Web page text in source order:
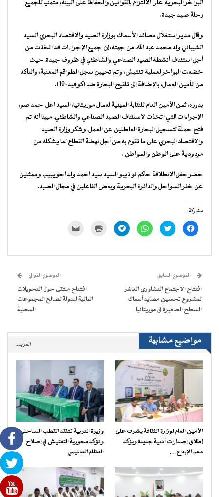
البواخر البحرية على الالتزام بالقوانين والحفاظ على البيئة، متمنيا للجميع
رحلة صيد جيدة.
وقال مدير استغلال مصائد الأسماك بوزارة الصيد والاقتصاد البحري السيد
الشيباني ولد محمد عبد الله، من جهته، إن جميع الإجراءات قد اتخذت من
أجل استئناف أنشطة الصيد الصناعي والشاطئي في ظروف جيدة، حيث
خضعت البواخر لعملية تفتيش، وتم تحيين سجل الطواقم المعنية، والتأكد
من تأمين العمال، بالإضافة إلى تلقيح البحارة ضد (كوفيد–19).
بدوره، ثمن الأمين العام للنقابة المهنية لعمال موريتانيا، السيد اعل احمد صو،
الإجراءات التي اتخذت لاستئناف الصيد الصناعي والشاطئي، مبينا أنه تم
فتح حملة لتسجيل البحارة العاطلين عن العمل، وشكر وزارة الصيد
والاقتصاد البحري على ما تقوم به من أجل نهضة القطاع لما يشكله من
مردودية على الوطن والمواطن .
حضر حفل الانطلاقة حاكم نواذيبو السيد سيد احمد ولد احويبيب وممثلين
عن خفر السواحل والدائرة البحرية وبعض الفاعلين في مجال الصيد.
مشاركة:
انقر
للمشاركة
في
اضغط
للمشاركة
في
انقر
للمشاركة
في
انقر
للمشاركة
في
للطباعة
جديدة) الإلكتروني
نافذة
جديدة)
الموضوع السابق
افتتاح الاجتماع التشاوري العاشر
لمشروع تحسين مصايد أسماك
السطح الصغيرة فى موريتانيا
الموضوع الموالي
افتتاح ملتقى حول التحويلات
المالية للدولة لصالح المجموعات
المحلية
مواضيع مشابهة المزيد..
الأمين العام لوزارة الثقافة يشرف على
إطلاق إصدارات أدبية جديدة ويؤكد
دعم الإبداع…
وزيرة التربية تتفقد القطب الساحلي
وتؤكد محورية التفتيش في إصلاح
النظام التعليمي